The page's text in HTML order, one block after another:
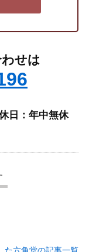
せは
日：年中無休